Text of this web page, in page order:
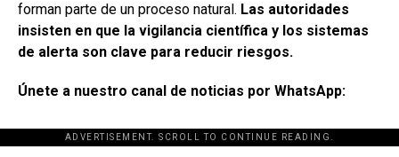
forman parte de un proceso natural. Las autoridades
insisten en que la vigilancia científica y los sistemas
de alerta son clave para reducir riesgos.
Únete a nuestro canal de noticias por WhatsApp:
ADVERTISEMENT. SCROLL TO CONTINUE READING.
[adsforwp id="243463"]